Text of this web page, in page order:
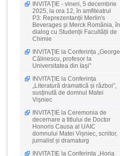
INVITAŢIE - vineri, 5 decembrie
2025, la ora 12, în amfiteatrul
P3: Reprezentanții Merlin's
Beverages și Merck România, în
dialog cu Studenții Facultății de
Chimie
INVITAŢIE la Conferința „George
Călinescu, profesor la
Universitatea din Iași”
INVITAŢIE la Conferința
„Literatură dramatică și război”,
susținută de domnul Matei
Vișniec
INVITAŢIE la Ceremonia de
decernare a titlului de Doctor
Honoris Causa al UAIC
domnului Matei Vișniec, scriitor,
jurnalist și dramaturg
INVITAŢIE la Conferința „Horia